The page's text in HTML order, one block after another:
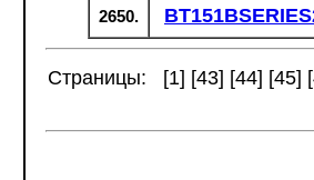
2650.
Страницы: [1] [43] [44] [45] [